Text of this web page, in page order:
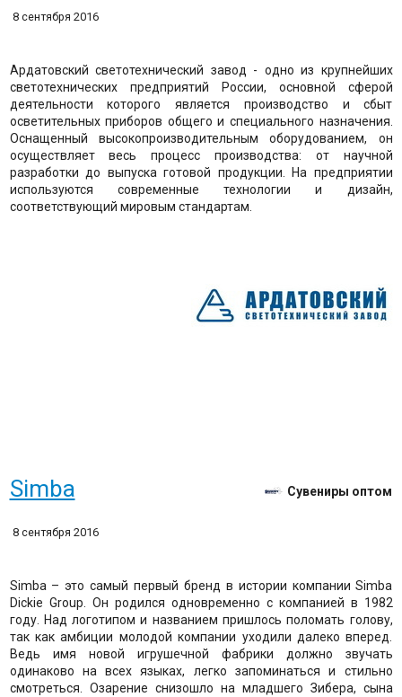
8 сентября 2016
Ардатовский светотехнический завод - одно из крупнейших
светотехнических предприятий России, основной сферой
деятельности которого является производство и сбыт
осветительных приборов общего и специального назначения.
Оснащенный высокопроизводительным оборудованием, он
осуществляет весь процесс производства: от научной
разработки до выпуска готовой продукции. На предприятии
используются современные технологии и дизайн,
соответствующий мировым стандартам.
Simba Сувениры оптом
8 сентября 2016
Simba – это самый первый бренд в истории компании Simba
Dickie Group. Он родился одновременно с компанией в 1982
году. Над логотипом и названием пришлось поломать голову,
так как амбиции молодой компании уходили далеко вперед.
Ведь имя новой игрушечной фабрики должно звучать
одинаково на всех языках, легко запоминаться и стильно
смотреться. Озарение снизошло на младшего Зибера, сына